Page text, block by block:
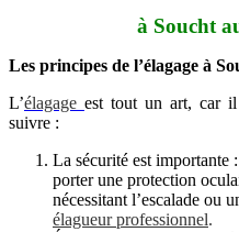
à Soucht
Les principes de l’élagage à
L’élagage est tout un art, car
suivre :
La sécurité est importante
porter une protection
nécessitant l’escalade ou
élagueur professionnel.